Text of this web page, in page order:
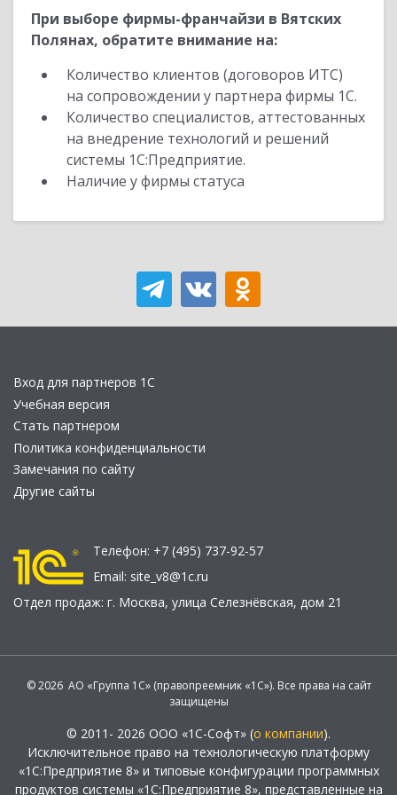
При выборе фирмы-франчайзи в Вятских
Полянах, обратите внимание на:
Количество клиентов (договоров ИТС)
на сопровождении у партнера фирмы 1С.
Количество специалистов, аттестованных
на внедрение технологий и решений
системы 1С:Предприятие.
Наличие у фирмы статуса
Вход для партнеров 1С
Учебная версия
Стать партнером
Политика конфиденциальности
Замечания по сайту
Другие сайты
Телефон: +7 (495) 737-92-57
Email: site_v8@1c.ru
Отдел продаж: г. Москва, улица Селезнёвская, дом 21
© 2026 АО «Группа 1С» (правопреемник «1С»). Все права на сайт
защищены
© 2011- 2026 ООО «1С-Софт» (о компании).
Исключительное право на технологическую платформу
«1С:Предприятие 8» и типовые конфигурации программных
продуктов системы «1С:Предприятие 8», представленные на